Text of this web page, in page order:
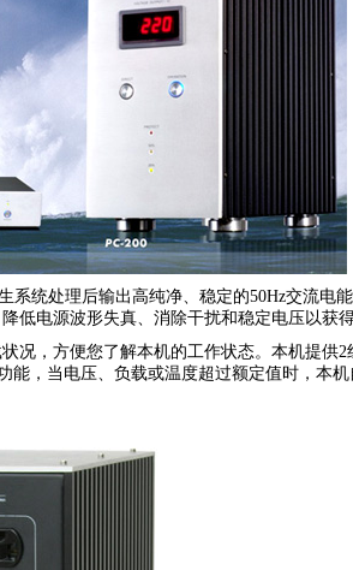
统处理后输出高纯净、稳定的50Hz交流电
电源波形失真、消除干扰和稳定电压以获
况，方便您了解本机的工作状态。本机提供
，当电压、负载或温度超过额定值时，本